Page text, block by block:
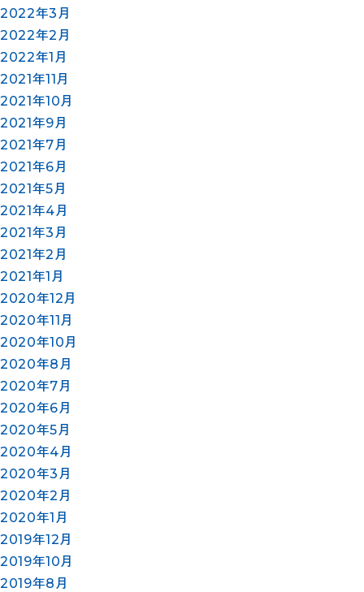
2022年3月
2022年2月
2022年1月
2021年11月
2021年10月
2021年9月
2021年7月
2021年6月
2021年5月
2021年4月
2021年3月
2021年2月
2021年1月
2020年12月
2020年11月
2020年10月
2020年8月
2020年7月
2020年6月
2020年5月
2020年4月
2020年3月
2020年2月
2020年1月
2019年12月
2019年10月
2019年8月